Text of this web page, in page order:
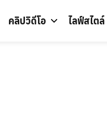
คลิปวิดีโอ ไลฟ์สไตล์